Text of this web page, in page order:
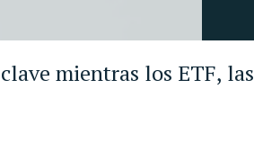
mientras los ETF, las